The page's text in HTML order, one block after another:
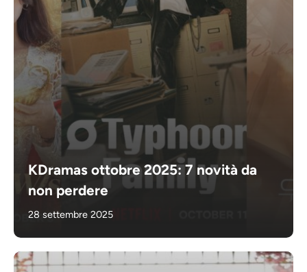
KDramas ottobre 2025: 7 novità da
non perdere
28 settembre 2025